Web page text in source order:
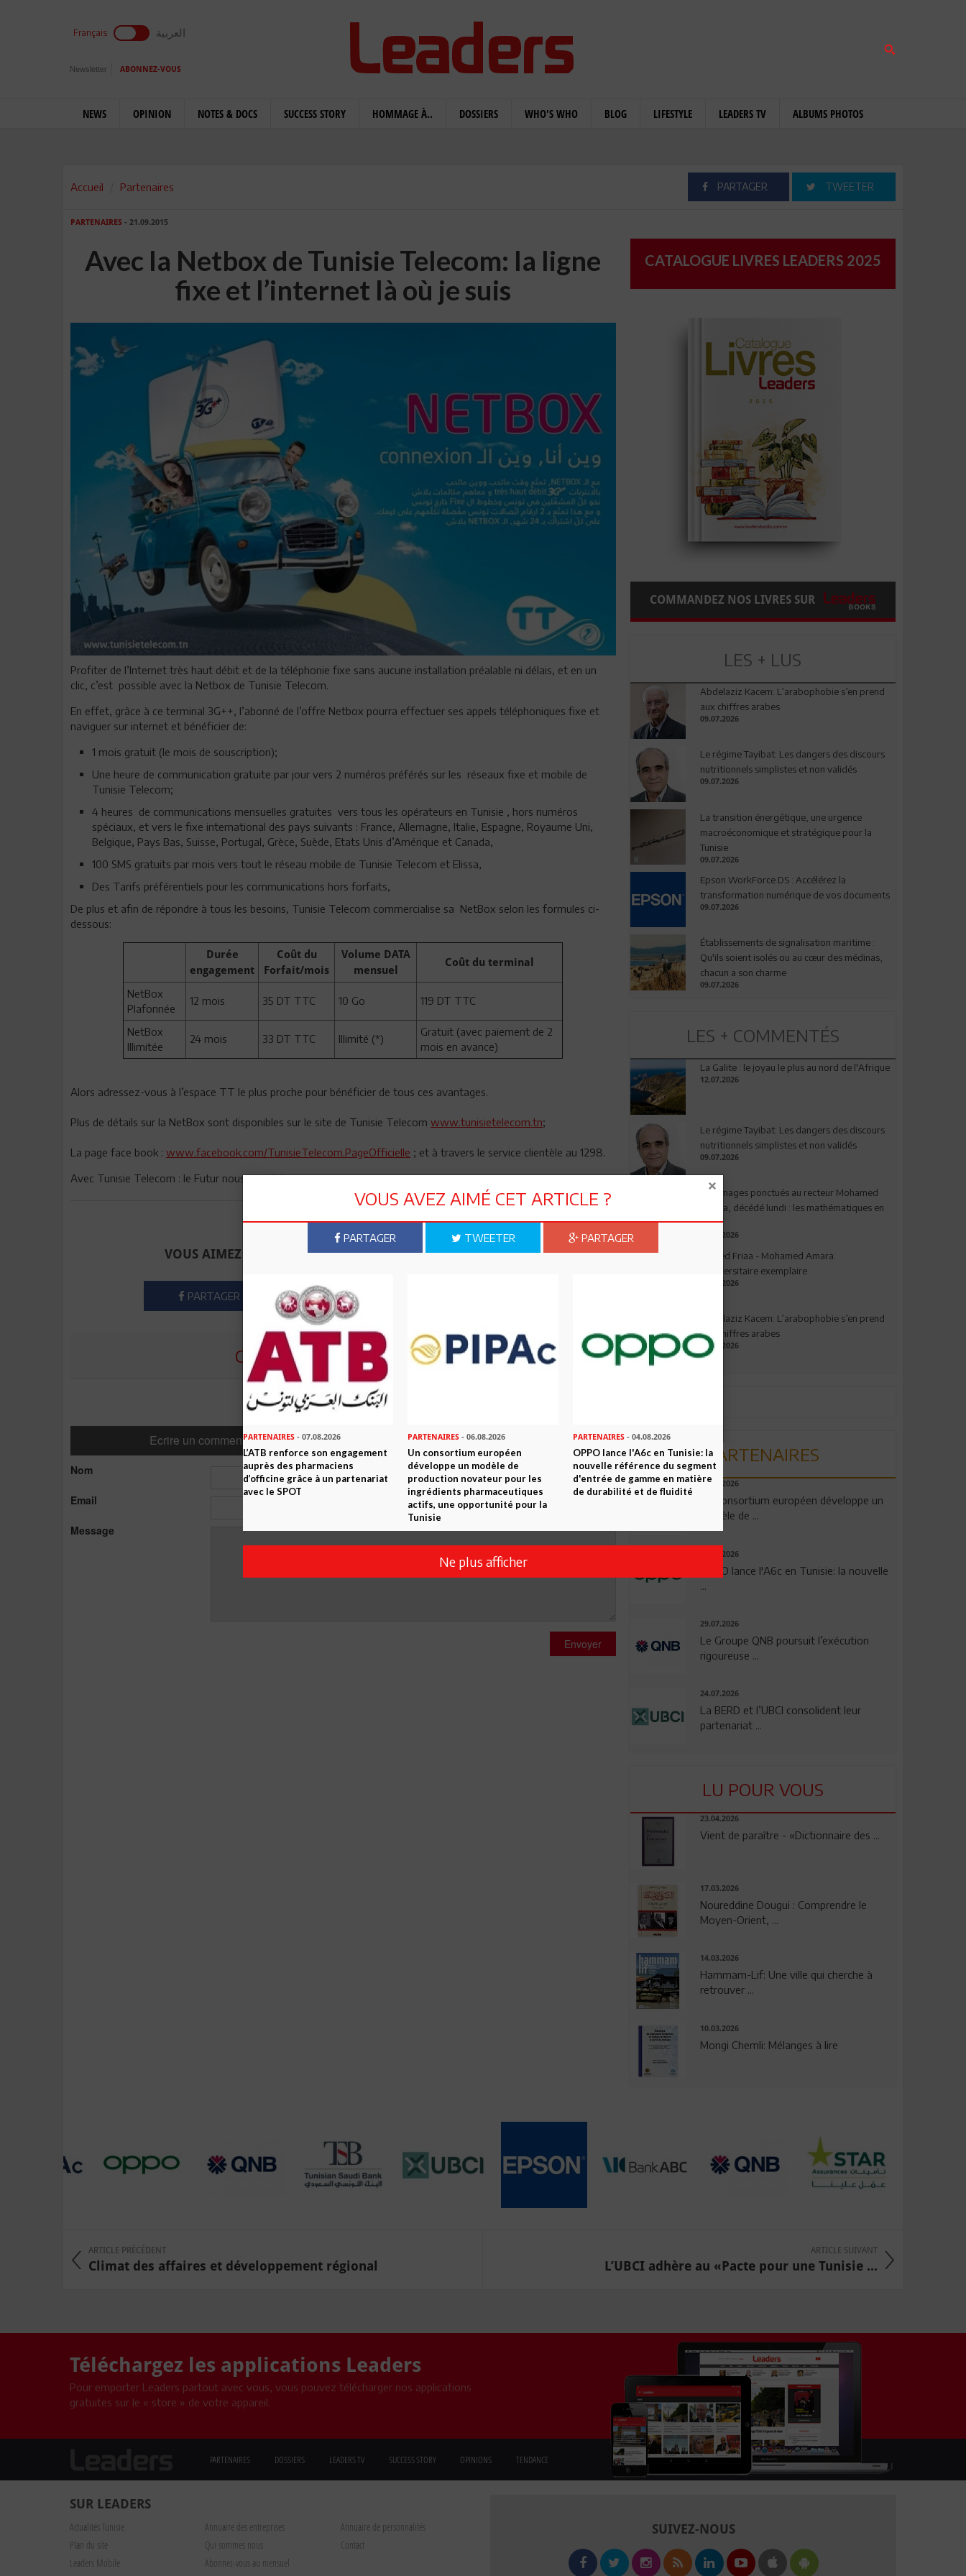
Français العربية
Newsletter ABONNEZ-VOUS
NEWS OPINION NOTES & DOCS SUCCESS STORY HOMMAGE À.. DOSSIERS WHO'S WHO BLOG LIFESTYLE LEADERS TV ALBUMS PHOTOS
Accueil Partenaires PARTAGER TWEETER
PARTENAIRES - 21.09.2015
Avec la Netbox de Tunisie Telecom: la ligne
fixe et l’internet là où je suis
Profiter de l’Internet très haut débit et de la téléphonie fixe sans aucune installation préalable ni délais, et en un
clic, c’est possible avec la Netbox de Tunisie Telecom.
En effet, grâce à ce terminal 3G++, l’abonné de l’offre Netbox pourra effectuer ses appels téléphoniques fixe et
naviguer sur internet et bénéficier de:
1 mois gratuit (le mois de souscription);
Une heure de communication gratuite par jour vers 2 numéros préférés sur les réseaux fixe et mobile de
Tunisie Telecom;
4 heures de communications mensuelles gratuites vers tous les opérateurs en Tunisie , hors numéros
spéciaux, et vers le fixe international des pays suivants : France, Allemagne, Italie, Espagne, Royaume Uni,
Belgique, Pays Bas, Suisse, Portugal, Grèce, Suède, Etats Unis d’Amérique et Canada,
100 SMS gratuits par mois vers tout le réseau mobile de Tunisie Telecom et Elissa,
Des Tarifs préférentiels pour les communications hors forfaits,
De plus et afin de répondre à tous les besoins, Tunisie Telecom commercialise sa NetBox selon les formules ci-
dessous:
Durée
engagement
Coût du
Forfait/mois
Volume DATA
mensuel
Coût du terminal
NetBox
Plafonnée
12 mois 35 DT TTC 10 Go 119 DT TTC
NetBox
Illimitée
24 mois 33 DT TTC Illimité (*)
Gratuit (avec paiement de 2
mois en avance)
Alors adressez-vous à l’espace TT le plus proche pour bénéficier de tous ces avantages.
Plus de détails sur la NetBox sont disponibles sur le site de Tunisie Telecom www.tunisietelecom.tn;
La page face book : www.facebook.com/TunisieTelecom.PageOfficielle ; et à travers le service clientèle au 1298.
Avec Tunisie Telecom : le Futur nous appelle!
Envoyer à un ami Imprimer
VOUS AIMEZ CET ARTICLE ? PARTAGEZ-LE AVEC VOS AMIS !
PARTAGER TWEETER
COMMENTER CET ARTICLE
Ecrire un commentaire Commenter
Nom
Email
Message
Envoyer
CATALOGUE LIVRES LEADERS 2025
COMMANDEZ NOS LIVRES SUR
LES + LUS
Abdelaziz Kacem: L’arabophobie s’en prend
aux chiffres arabes
09.07.2026
Le régime Tayibat: Les dangers des discours
nutritionnels simplistes et non validés
09.07.2026
La transition énergétique, une urgence
macroéconomique et stratégique pour la
Tunisie
09.07.2026
Epson WorkForce DS : Accélérez la
transformation numérique de vos documents
09.07.2026
Établissements de signalisation maritime :
Qu'ils soient isolés ou au cœur des médinas,
chacun a son charme
09.07.2026
LES + COMMENTÉS
La Galite : le joyau le plus au nord de l'Afrique
12.07.2026
Le régime Tayibat: Les dangers des discours
nutritionnels simplistes et non validés
09.07.2026
Hommages ponctués au recteur Mohamed
Amara, décédé lundi : les mathématiques en
deuil
03.08.2026
Ahmed Friaa - Mohamed Amara:
l’Universitaire exemplaire
04.08.2026
Abdelaziz Kacem: L’arabophobie s’en prend
aux chiffres arabes
09.07.2026
PARTENAIRES
06.08.2026
Un consortium européen développe un
modèle de ...
04.08.2026
OPPO lance l'A6c en Tunisie: la nouvelle
...
29.07.2026
Le Groupe QNB poursuit l’exécution
rigoureuse ...
24.07.2026
La BERD et l’UBCI consolident leur
partenariat ...
LU POUR VOUS
23.04.2026
Vient de paraître - «Dictionnaire des ...
17.03.2026
Noureddine Dougui : Comprendre le
Moyen-Orient, ...
14.03.2026
Hammam-Lif: Une ville qui cherche à
retrouver ...
10.03.2026
Mongi Chemli: Mélanges à lire
ARTICLE PRÉCÉDENT
Climat des affaires et développement régional
ARTICLE SUIVANT
L’UBCI adhère au «Pacte pour une Tunisie ...
Téléchargez les applications Leaders
Pour emporter Leaders partout avec vous, vous pouvez télécharger nos applications
gratuites sur le « store » de votre appareil.
PARTENAIRES DOSSIERS LEADERS TV SUCCESS STORY OPINIONS TENDANCE
SUR LEADERS
Actualités Tunisie Annuaire des entreprises
Annuaire de personnalités
Plan du site
Qui sommes nous
Contact
Leaders Mobile
Abonnez-vous au mensuel
SUIVEZ-NOUS
VOUS AVEZ AIMÉ CET ARTICLE ?
PARTAGER TWEETER PARTAGER
PARTENAIRES - 07.08.2026
L’ATB renforce son engagement
auprès des pharmaciens
d’officine grâce à un partenariat
avec le SPOT
PARTENAIRES - 06.08.2026
Un consortium européen
développe un modèle de
production novateur pour les
ingrédients pharmaceutiques
actifs, une opportunité pour la
Tunisie
PARTENAIRES- 04.08.2026
OPPO lance l'A6c en Tunisie: la
nouvelle référence du segment
d'entrée de gamme en matière
de durabilité et de fluidité
Ne plus afficher